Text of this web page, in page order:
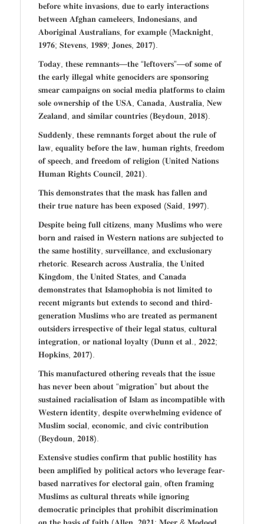
𝐛𝐞𝐟𝐨𝐫𝐞 𝐰𝐡𝐢𝐭𝐞 𝐢𝐧𝐯𝐚𝐬𝐢𝐨𝐧𝐬, 𝐝𝐮𝐞 𝐭𝐨 𝐞𝐚𝐫𝐥𝐲 𝐢𝐧𝐭𝐞𝐫𝐚𝐜𝐭𝐢𝐨𝐧𝐬
𝐛𝐞𝐭𝐰𝐞𝐞𝐧 𝐀𝐟𝐠𝐡𝐚𝐧 𝐜𝐚𝐦𝐞𝐥𝐞𝐞𝐫𝐬, 𝐈𝐧𝐝𝐨𝐧𝐞𝐬𝐢𝐚𝐧𝐬, 𝐚𝐧𝐝
𝐀𝐛𝐨𝐫𝐢𝐠𝐢𝐧𝐚𝐥 𝐀𝐮𝐬𝐭𝐫𝐚𝐥𝐢𝐚𝐧𝐬, 𝐟𝐨𝐫 𝐞𝐱𝐚𝐦𝐩𝐥𝐞 (𝐌𝐚𝐜𝐤𝐧𝐢𝐠𝐡𝐭,
𝟏𝟗𝟕𝟔; 𝐒𝐭𝐞𝐯𝐞𝐧𝐬, 𝟏𝟗𝟖𝟗; 𝐉𝐨𝐧𝐞𝐬, 𝟐𝟎𝟏𝟕).
𝐓𝐨𝐝𝐚𝐲, 𝐭𝐡𝐞𝐬𝐞 𝐫𝐞𝐦𝐧𝐚𝐧𝐭𝐬—𝐭𝐡𝐞 “𝐥𝐞𝐟𝐭𝐨𝐯𝐞𝐫𝐬”—𝐨𝐟 𝐬𝐨𝐦𝐞 𝐨𝐟
𝐭𝐡𝐞 𝐞𝐚𝐫𝐥𝐲 𝐢𝐥𝐥𝐞𝐠𝐚𝐥 𝐰𝐡𝐢𝐭𝐞 𝐠𝐞𝐧𝐨𝐜𝐢𝐝𝐞𝐫𝐬 𝐚𝐫𝐞 𝐬𝐩𝐨𝐧𝐬𝐨𝐫𝐢𝐧𝐠
𝐬𝐦𝐞𝐚𝐫 𝐜𝐚𝐦𝐩𝐚𝐢𝐠𝐧𝐬 𝐨𝐧 𝐬𝐨𝐜𝐢𝐚𝐥 𝐦𝐞𝐝𝐢𝐚 𝐩𝐥𝐚𝐭𝐟𝐨𝐫𝐦𝐬 𝐭𝐨 𝐜𝐥𝐚𝐢𝐦
𝐬𝐨𝐥𝐞 𝐨𝐰𝐧𝐞𝐫𝐬𝐡𝐢𝐩 𝐨𝐟 𝐭𝐡𝐞 𝐔𝐒𝐀, 𝐂𝐚𝐧𝐚𝐝𝐚, 𝐀𝐮𝐬𝐭𝐫𝐚𝐥𝐢𝐚, 𝐍𝐞𝐰
𝐙𝐞𝐚𝐥𝐚𝐧𝐝, 𝐚𝐧𝐝 𝐬𝐢𝐦𝐢𝐥𝐚𝐫 𝐜𝐨𝐮𝐧𝐭𝐫𝐢𝐞𝐬 (𝐁𝐞𝐲𝐝𝐨𝐮𝐧, 𝟐𝟎𝟏𝟖).
𝐒𝐮𝐝𝐝𝐞𝐧𝐥𝐲, 𝐭𝐡𝐞𝐬𝐞 𝐫𝐞𝐦𝐧𝐚𝐧𝐭𝐬 𝐟𝐨𝐫𝐠𝐞𝐭 𝐚𝐛𝐨𝐮𝐭 𝐭𝐡𝐞 𝐫𝐮𝐥𝐞 𝐨𝐟
𝐥𝐚𝐰, 𝐞𝐪𝐮𝐚𝐥𝐢𝐭𝐲 𝐛𝐞𝐟𝐨𝐫𝐞 𝐭𝐡𝐞 𝐥𝐚𝐰, 𝐡𝐮𝐦𝐚𝐧 𝐫𝐢𝐠𝐡𝐭𝐬, 𝐟𝐫𝐞𝐞𝐝𝐨𝐦
𝐨𝐟 𝐬𝐩𝐞𝐞𝐜𝐡, 𝐚𝐧𝐝 𝐟𝐫𝐞𝐞𝐝𝐨𝐦 𝐨𝐟 𝐫𝐞𝐥𝐢𝐠𝐢𝐨𝐧 (𝐔𝐧𝐢𝐭𝐞𝐝 𝐍𝐚𝐭𝐢𝐨𝐧𝐬
𝐇𝐮𝐦𝐚𝐧 𝐑𝐢𝐠𝐡𝐭𝐬 𝐂𝐨𝐮𝐧𝐜𝐢𝐥, 𝟐𝟎𝟐𝟏).
𝐓𝐡𝐢𝐬 𝐝𝐞𝐦𝐨𝐧𝐬𝐭𝐫𝐚𝐭𝐞𝐬 𝐭𝐡𝐚𝐭 𝐭𝐡𝐞 𝐦𝐚𝐬𝐤 𝐡𝐚𝐬 𝐟𝐚𝐥𝐥𝐞𝐧 𝐚𝐧𝐝
𝐭𝐡𝐞𝐢𝐫 𝐭𝐫𝐮𝐞 𝐧𝐚𝐭𝐮𝐫𝐞 𝐡𝐚𝐬 𝐛𝐞𝐞𝐧 𝐞𝐱𝐩𝐨𝐬𝐞𝐝 (𝐒𝐚𝐢𝐝, 𝟏𝟗𝟗𝟕).
𝐃𝐞𝐬𝐩𝐢𝐭𝐞 𝐛𝐞𝐢𝐧𝐠 𝐟𝐮𝐥𝐥 𝐜𝐢𝐭𝐢𝐳𝐞𝐧𝐬, 𝐦𝐚𝐧𝐲 𝐌𝐮𝐬𝐥𝐢𝐦𝐬 𝐰𝐡𝐨 𝐰𝐞𝐫𝐞
𝐛𝐨𝐫𝐧 𝐚𝐧𝐝 𝐫𝐚𝐢𝐬𝐞𝐝 𝐢𝐧 𝐖𝐞𝐬𝐭𝐞𝐫𝐧 𝐧𝐚𝐭𝐢𝐨𝐧𝐬 𝐚𝐫𝐞 𝐬𝐮𝐛𝐣𝐞𝐜𝐭𝐞𝐝 𝐭𝐨
𝐭𝐡𝐞 𝐬𝐚𝐦𝐞 𝐡𝐨𝐬𝐭𝐢𝐥𝐢𝐭𝐲, 𝐬𝐮𝐫𝐯𝐞𝐢𝐥𝐥𝐚𝐧𝐜𝐞, 𝐚𝐧𝐝 𝐞𝐱𝐜𝐥𝐮𝐬𝐢𝐨𝐧𝐚𝐫𝐲
𝐫𝐡𝐞𝐭𝐨𝐫𝐢𝐜. 𝐑𝐞𝐬𝐞𝐚𝐫𝐜𝐡 𝐚𝐜𝐫𝐨𝐬𝐬 𝐀𝐮𝐬𝐭𝐫𝐚𝐥𝐢𝐚, 𝐭𝐡𝐞 𝐔𝐧𝐢𝐭𝐞𝐝
𝐊𝐢𝐧𝐠𝐝𝐨𝐦, 𝐭𝐡𝐞 𝐔𝐧𝐢𝐭𝐞𝐝 𝐒𝐭𝐚𝐭𝐞𝐬, 𝐚𝐧𝐝 𝐂𝐚𝐧𝐚𝐝𝐚
𝐝𝐞𝐦𝐨𝐧𝐬𝐭𝐫𝐚𝐭𝐞𝐬 𝐭𝐡𝐚𝐭 𝐈𝐬𝐥𝐚𝐦𝐨𝐩𝐡𝐨𝐛𝐢𝐚 𝐢𝐬 𝐧𝐨𝐭 𝐥𝐢𝐦𝐢𝐭𝐞𝐝 𝐭𝐨
𝐫𝐞𝐜𝐞𝐧𝐭 𝐦𝐢𝐠𝐫𝐚𝐧𝐭𝐬 𝐛𝐮𝐭 𝐞𝐱𝐭𝐞𝐧𝐝𝐬 𝐭𝐨 𝐬𝐞𝐜𝐨𝐧𝐝 𝐚𝐧𝐝 𝐭𝐡𝐢𝐫𝐝-
𝐠𝐞𝐧𝐞𝐫𝐚𝐭𝐢𝐨𝐧 𝐌𝐮𝐬𝐥𝐢𝐦𝐬 𝐰𝐡𝐨 𝐚𝐫𝐞 𝐭𝐫𝐞𝐚𝐭𝐞𝐝 𝐚𝐬 𝐩𝐞𝐫𝐦𝐚𝐧𝐞𝐧𝐭
𝐨𝐮𝐭𝐬𝐢𝐝𝐞𝐫𝐬 𝐢𝐫𝐫𝐞𝐬𝐩𝐞𝐜𝐭𝐢𝐯𝐞 𝐨𝐟 𝐭𝐡𝐞𝐢𝐫 𝐥𝐞𝐠𝐚𝐥 𝐬𝐭𝐚𝐭𝐮𝐬, 𝐜𝐮𝐥𝐭𝐮𝐫𝐚𝐥
𝐢𝐧𝐭𝐞𝐠𝐫𝐚𝐭𝐢𝐨𝐧, 𝐨𝐫 𝐧𝐚𝐭𝐢𝐨𝐧𝐚𝐥 𝐥𝐨𝐲𝐚𝐥𝐭𝐲 (𝐃𝐮𝐧𝐧 𝐞𝐭 𝐚𝐥., 𝟐𝟎𝟐𝟐;
𝐇𝐨𝐩𝐤𝐢𝐧𝐬, 𝟐𝟎𝟏𝟕).
𝐓𝐡𝐢𝐬 𝐦𝐚𝐧𝐮𝐟𝐚𝐜𝐭𝐮𝐫𝐞𝐝 𝐨𝐭𝐡𝐞𝐫𝐢𝐧𝐠 𝐫𝐞𝐯𝐞𝐚𝐥𝐬 𝐭𝐡𝐚𝐭 𝐭𝐡𝐞 𝐢𝐬𝐬𝐮𝐞
𝐡𝐚𝐬 𝐧𝐞𝐯𝐞𝐫 𝐛𝐞𝐞𝐧 𝐚𝐛𝐨𝐮𝐭 “𝐦𝐢𝐠𝐫𝐚𝐭𝐢𝐨𝐧” 𝐛𝐮𝐭 𝐚𝐛𝐨𝐮𝐭 𝐭𝐡𝐞
𝐬𝐮𝐬𝐭𝐚𝐢𝐧𝐞𝐝 𝐫𝐚𝐜𝐢𝐚𝐥𝐢𝐬𝐚𝐭𝐢𝐨𝐧 𝐨𝐟 𝐈𝐬𝐥𝐚𝐦 𝐚𝐬 𝐢𝐧𝐜𝐨𝐦𝐩𝐚𝐭𝐢𝐛𝐥𝐞 𝐰𝐢𝐭𝐡
𝐖𝐞𝐬𝐭𝐞𝐫𝐧 𝐢𝐝𝐞𝐧𝐭𝐢𝐭𝐲, 𝐝𝐞𝐬𝐩𝐢𝐭𝐞 𝐨𝐯𝐞𝐫𝐰𝐡𝐞𝐥𝐦𝐢𝐧𝐠 𝐞𝐯𝐢𝐝𝐞𝐧𝐜𝐞 𝐨𝐟
𝐌𝐮𝐬𝐥𝐢𝐦 𝐬𝐨𝐜𝐢𝐚𝐥, 𝐞𝐜𝐨𝐧𝐨𝐦𝐢𝐜, 𝐚𝐧𝐝 𝐜𝐢𝐯𝐢𝐜 𝐜𝐨𝐧𝐭𝐫𝐢𝐛𝐮𝐭𝐢𝐨𝐧
(𝐁𝐞𝐲𝐝𝐨𝐮𝐧, 𝟐𝟎𝟏𝟖).
𝐄𝐱𝐭𝐞𝐧𝐬𝐢𝐯𝐞 𝐬𝐭𝐮𝐝𝐢𝐞𝐬 𝐜𝐨𝐧𝐟𝐢𝐫𝐦 𝐭𝐡𝐚𝐭 𝐩𝐮𝐛𝐥𝐢𝐜 𝐡𝐨𝐬𝐭𝐢𝐥𝐢𝐭𝐲 𝐡𝐚𝐬
𝐛𝐞𝐞𝐧 𝐚𝐦𝐩𝐥𝐢𝐟𝐢𝐞𝐝 𝐛𝐲 𝐩𝐨𝐥𝐢𝐭𝐢𝐜𝐚𝐥 𝐚𝐜𝐭𝐨𝐫𝐬 𝐰𝐡𝐨 𝐥𝐞𝐯𝐞𝐫𝐚𝐠𝐞 𝐟𝐞𝐚𝐫-
𝐛𝐚𝐬𝐞𝐝 𝐧𝐚𝐫𝐫𝐚𝐭𝐢𝐯𝐞𝐬 𝐟𝐨𝐫 𝐞𝐥𝐞𝐜𝐭𝐨𝐫𝐚𝐥 𝐠𝐚𝐢𝐧, 𝐨𝐟𝐭𝐞𝐧 𝐟𝐫𝐚𝐦𝐢𝐧𝐠
𝐌𝐮𝐬𝐥𝐢𝐦𝐬 𝐚𝐬 𝐜𝐮𝐥𝐭𝐮𝐫𝐚𝐥 𝐭𝐡𝐫𝐞𝐚𝐭𝐬 𝐰𝐡𝐢𝐥𝐞 𝐢𝐠𝐧𝐨𝐫𝐢𝐧𝐠
𝐝𝐞𝐦𝐨𝐜𝐫𝐚𝐭𝐢𝐜 𝐩𝐫𝐢𝐧𝐜𝐢𝐩𝐥𝐞𝐬 𝐭𝐡𝐚𝐭 𝐩𝐫𝐨𝐡𝐢𝐛𝐢𝐭 𝐝𝐢𝐬𝐜𝐫𝐢𝐦𝐢𝐧𝐚𝐭𝐢𝐨𝐧
𝐨𝐧 𝐭𝐡𝐞 𝐛𝐚𝐬𝐢𝐬 𝐨𝐟 𝐟𝐚𝐢𝐭𝐡 (𝐀𝐥𝐥𝐞𝐧, 𝟐𝟎𝟐𝟏; 𝐌𝐞𝐞𝐫 & 𝐌𝐨𝐝𝐨𝐨𝐝,